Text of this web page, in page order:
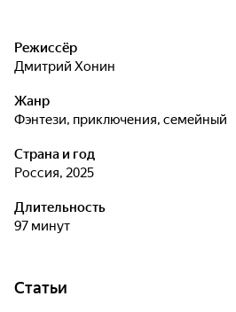
Режиссёр
Дмитрий Хонин
Жанр
фэнтези, приключения, семейный
Страна и год
Россия, 2025
Длительность
97 минут
Статьи